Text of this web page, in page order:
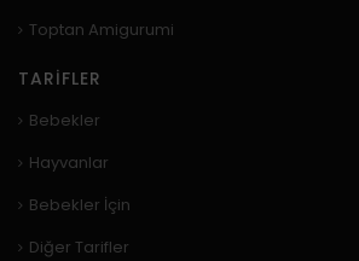
Toptan Amigurumi
TARIFLER
Bebekler
Hayvanlar
Bebekler İçin
Diğer Tarifler